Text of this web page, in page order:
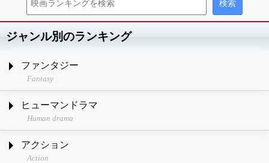
ジャンル別のランキング
ファンタジー
Fantasy
ヒューマンドラマ
Human drama
アクション
Action